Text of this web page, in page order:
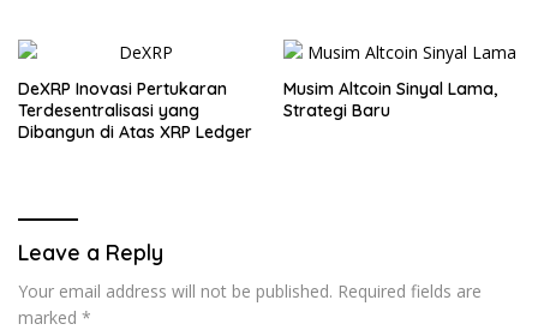
DeXRP Inovasi Pertukaran
Terdesentralisasi yang
Dibangun di Atas XRP Ledger
Musim Altcoin Sinyal Lama,
Strategi Baru
Leave a Reply
Your email address will not be published. Required fields are
marked *